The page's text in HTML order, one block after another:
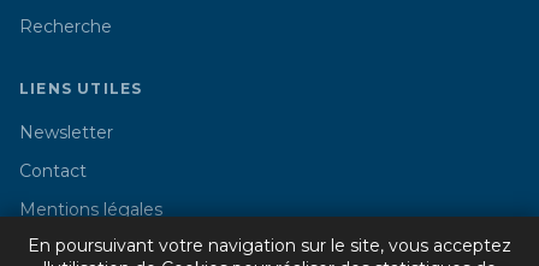
Recherche
LIENS UTILES
Newsletter
Contact
Mentions légales
En poursuivant votre navigation sur le site, vous acceptez